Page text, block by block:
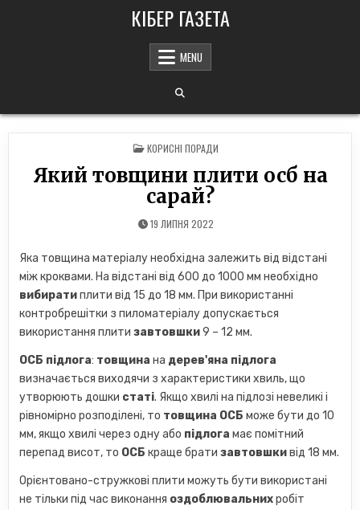
КІБЕР ГАЗЕТА
MENU
POSTED
IN
КОРИСНІ ПОРАДИ
Який товщини плити осб на
сарай?
19 ЛИПНЯ 2022
Яка товщина матеріалу необхідна залежить від відстані
між кроквами. На відстані від 600 до 1000 мм необхідно
вибиратиплити від 15 до 18 мм. При використанні
контробрешітки з пиломатеріалу допускається
використання плитизавтовшки9 – 12 мм.
ОСБ підлога: товщина на дерев'яна підлога
визначається виходячи з характеристики хвиль, що
утворюють дошки статі. Якщо хвилі на підлозі невеликі і
рівномірно розподілені, то товщина ОСБ може бути до 10
мм, якщо хвилі через одну або підлога має помітний
перепад висот, то ОСБ краще братизавтовшкивід 18 мм.
Орієнтовано-стружкові плити можуть бути використані
не тільки під час виконання оздоблювальнихробіт